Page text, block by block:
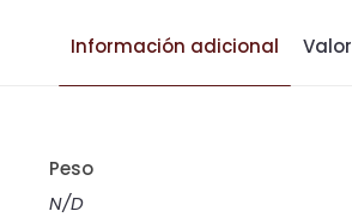
Información adicional
Peso
N/D